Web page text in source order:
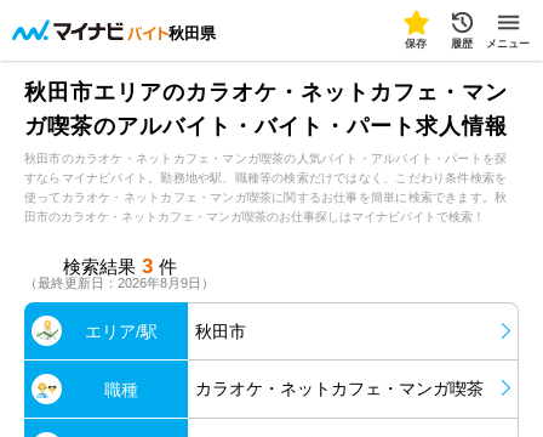
秋田県
保存 履歴 メニュー
秋田市エリアのカラオケ・ネットカフェ・マン
ガ喫茶のアルバイト・バイト・パート求人情報
秋田市のカラオケ・ネットカフェ・マンガ喫茶の人気バイト・アルバイト・パートを探
すならマイナビバイト。勤務地や駅、職種等の検索だけではなく、こだわり条件検索を
使ってカラオケ・ネットカフェ・マンガ喫茶に関するお仕事を簡単に検索できます。秋
田市のカラオケ・ネットカフェ・マンガ喫茶のお仕事探しはマイナビバイトで検索！
検索結果 3 件
（最終更新日：2026年8月9日）
エリア/駅 秋田市
職種 カラオケ・ネットカフェ・マンガ喫茶